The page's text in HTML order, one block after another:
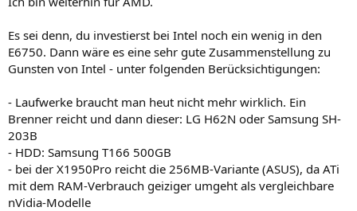
Es sei denn, du investierst bei Intel noch ein wenig in den
E6750. Dann wäre es eine sehr gute Zusammenstellung zu
Gunsten von Intel - unter folgenden Berücksichtigungen:
- Laufwerke braucht man heut nicht mehr wirklich. Ein
Brenner reicht und dann dieser: LG H62N oder Samsung SH-
203B
- HDD: Samsung T166 500GB
- bei der X1950Pro reicht die 256MB-Variante (ASUS), da ATi
mit dem RAM-Verbrauch geiziger umgeht als vergleichbare
nVidia-Modelle